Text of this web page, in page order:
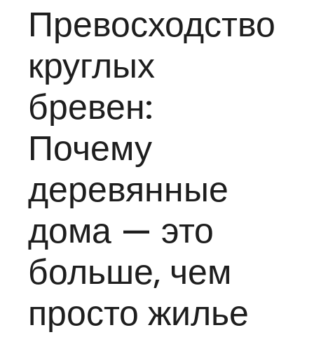
Превосходство
круглых
бревен:
Почему
деревянные
дома — это
больше, чем
просто жилье